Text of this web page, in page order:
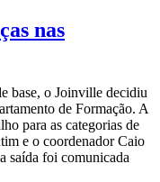
nas
base, o Joinville decidiu
de Formação. A
para as categorias de
e o coordenador Caio
saída foi comunicada